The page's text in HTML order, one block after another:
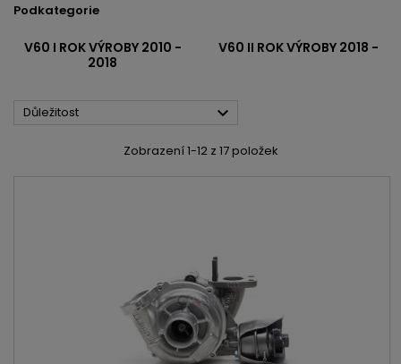
Podkategorie
V60 I ROK VÝROBY 2010 -
2018
V60 II ROK VÝROBY 2018 -
Důležitost 
Zobrazení 1-12 z 17 položek